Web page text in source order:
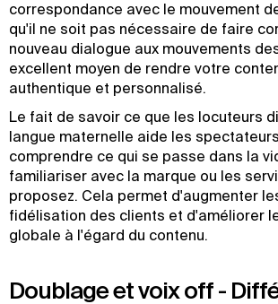
correspondance avec le mouvement
qu'il ne soit pas nécessaire de faire
nouveau dialogue aux mouvements
excellent moyen de rendre votre
authentique et personnalisé.
Le fait de savoir ce que les locuteurs
langue maternelle aide les
comprendre ce qui se passe dans la
familiariser avec la marque ou les
proposez. Cela permet d'augmenter
fidélisation des clients et d'améliorer
globale à l'égard du contenu.
Doublage et voix off -